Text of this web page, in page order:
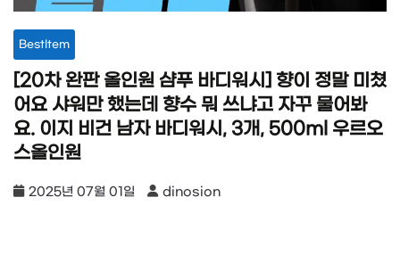
BestItem
[20차 완판 올인원 샴푸 바디워시] 향이 정말 미쳤
어요 샤워만 했는데 향수 뭐 쓰냐고 자꾸 물어봐
요. 이지 비건 남자 바디워시, 3개, 500ml 우르오
스올인원
2025년 07월 01일 dinosion